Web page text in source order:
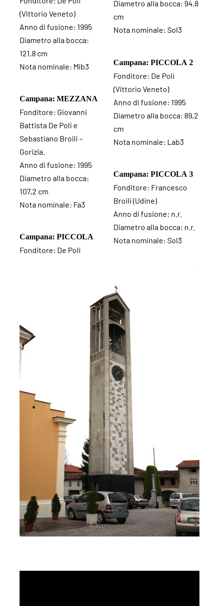
(Vittorio Veneto)
Anno di fusione: 1995
Diametro alla bocca:
121,8 cm
Nota nominale: Mib3
Campana: MEZZANA
Fonditore: Giovanni
Battista De Poli e
Sebastiano Broili –
Gorizia.
Anno di fusione: 1995
Diametro alla bocca:
107,2 cm
Nota nominale: Fa3
Campana: PICCOLA
Fonditore: De Poli
Diametro alla bocca: 94,8
cm
Nota nominale: Sol3
Campana: PICCOLA 2
Fonditore: De Poli
(Vittorio Veneto)
Anno di fusione: 1995
Diametro alla bocca: 89,2
cm
Nota nominale: Lab3
Campana: PICCOLA 3
Fonditore: Francesco
Broili (Udine)
Anno di fusione: n.r.
Diametro alla bocca: n.r.
Nota nominale: Sol3